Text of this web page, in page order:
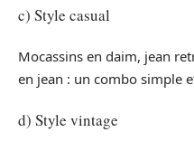
c) Style casual
Mocassins en daim, jean
en jean : un combo simple
d) Style vintage